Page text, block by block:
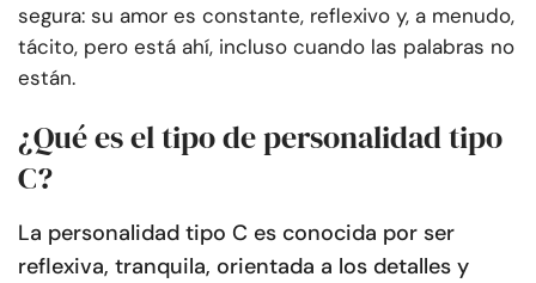
segura: su amor es constante, reflexivo y, a menudo,
tácito, pero está ahí, incluso cuando las palabras no
están.
¿Qué es el tipo de personalidad tipo
C?
La personalidad tipo C es conocida por ser
reflexiva, tranquila, orientada a los detalles y